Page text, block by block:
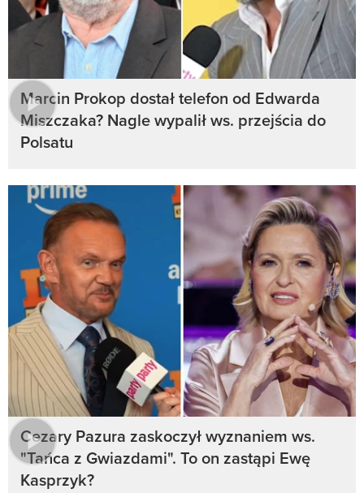
Marcin Prokop dostał telefon od Edwarda
Miszczaka? Nagle wypalił ws. przejścia do
Polsatu
Cezary Pazura zaskoczył wyznaniem ws.
"Tańca z Gwiazdami". To on zastąpi Ewę
Kasprzyk?